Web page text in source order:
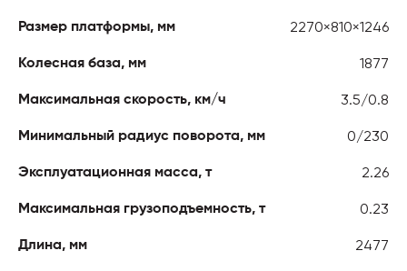
Размер платформы, мм 2270×810×1246
Колесная база, мм 1877
Максимальная скорость, км/ч 3.5/0.8
Минимальный радиус поворота, мм 0/230
Эксплуатационная масса, т 2.26
Максимальная грузоподъемность, т 0.23
Длина, мм 2477